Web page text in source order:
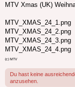
MTV Xmas (UK)
MTV_XMAS_24_1.png
MTV_XMAS_24_2.png
MTV_XMAS_24_3.png
MTV_XMAS_24_4.png
(c) MTV
Du hast keine
anzusehen.